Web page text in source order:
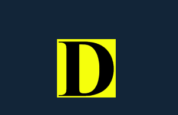
метеостанція Technoline
WS9132 Black (WS9132)
Вашим надійним
відслідковуванні
умов. Вона надасть
інформацію, щоб зробити